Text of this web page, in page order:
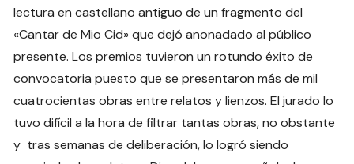
lectura en castellano antiguo de un fragmento del
«Cantar de Mio Cid» que dejó anonadado al público
presente. Los premios tuvieron un rotundo éxito de
convocatoria puesto que se presentaron más de mil
cuatrocientas obras entre relatos y lienzos. El jurado lo
tuvo difícil a la hora de filtrar tantas obras, no obstante
y tras semanas de deliberación, lo logró siendo